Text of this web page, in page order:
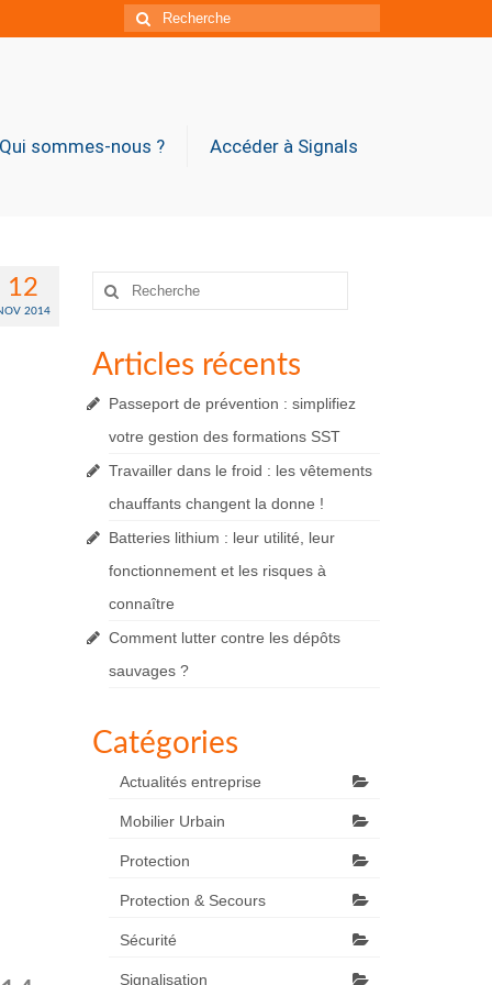
Rechercher
:
sommes-nous ? Accéder à Signals
12
2014
Rechercher
Articles récents
Passeport de prévention : simplifiez
votre gestion des formations SST
Travailler dans le froid : les vêtements
chauffants changent la donne !
Batteries lithium : leur utilité, leur
fonctionnement et les risques à
connaître
Comment lutter contre les dépôts
sauvages ?
Catégories
Actualités entreprise
Mobilier Urbain
Protection
Protection & Secours
Sécurité
Signalisation